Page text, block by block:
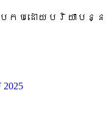
បដោយបរិយាបន្ន